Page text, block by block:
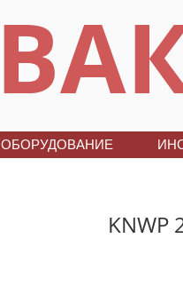
ОБОРУДОВАНИЕ
KNWP